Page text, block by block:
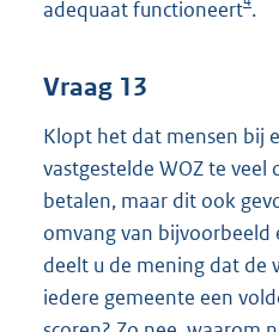
adequaat functioneert .
Vraag 13
Klopt het dat mensen bij
vastgestelde WOZ te
betalen, maar dit ook
omvang van bijvoorbeeld
deelt u de mening dat de
iedere gemeente een